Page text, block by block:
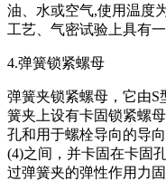
油、水或空气,使用温度
工艺、气密试验上具有一
4.弹簧锁紧螺母
弹簧夹锁紧螺母，它由S
簧夹上设有卡固锁紧螺
孔和用于螺栓导向的导
(4)之间，并卡固在卡固
过弹簧夹的弹性作用力